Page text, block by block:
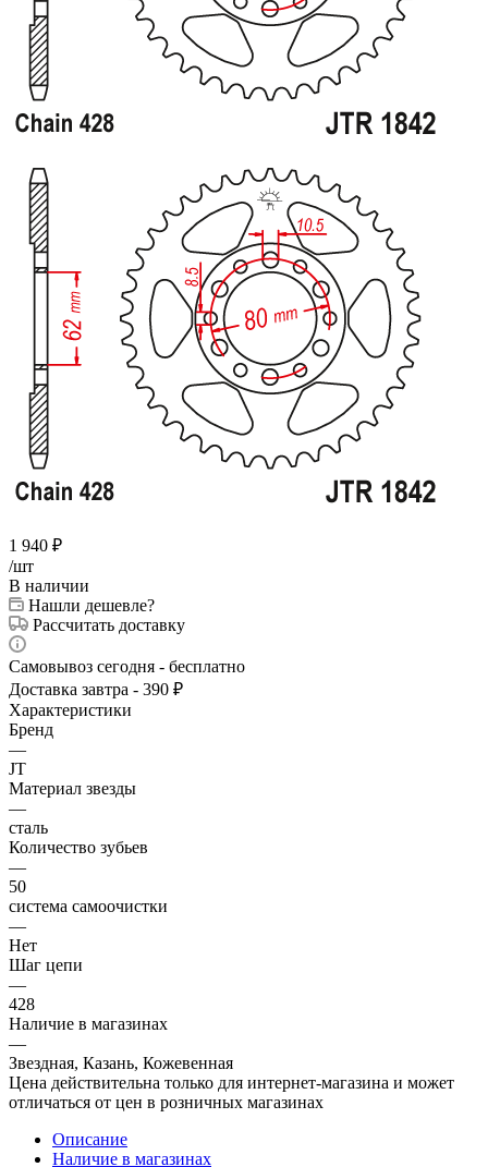
1 940 ₽
/шт
В наличии
Нашли дешевле?
Рассчитать доставку
Самовывоз сегодня - бесплатно
Доставка завтра - 390 ₽
Характеристики
Бренд
—
JT
Материал звезды
—
сталь
Количество зубьев
—
50
система самоочистки
—
Нет
Шаг цепи
—
428
Наличие в магазинах
—
Звездная, Казань, Кожевенная
Цена действительна только для интернет-магазина и может
отличаться от цен в розничных магазинах
Описание
Наличие в магазинах